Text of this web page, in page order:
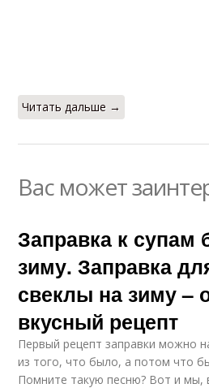
Читать дальше →
Вас может
Заправка к супам
зиму. Заправка
свеклы на зиму –
вкусный рецепт
Первый рецепт заправки можно
из того, что было, а потом что
Помните такую песню? Вот и мы,